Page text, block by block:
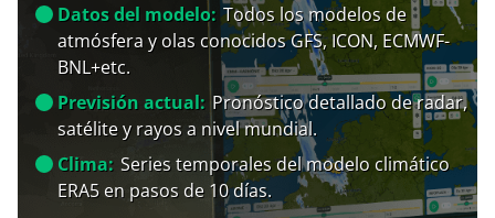
Datos del modelo: Todos los modelos de
atmósfera y olas conocidos GFS, ICON, ECMWF-
BNL+etc.
Previsión actual: Pronóstico detallado de radar,
satélite y rayos a nivel mundial.
Clima: Series temporales del modelo climático
ERA5 en pasos de 10 días.